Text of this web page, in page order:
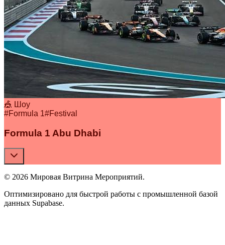
🎪 Шоу
#Formula 1#Festival
Formula 1 Abu Dhabi
© 2026 Мировая Витрина Мероприятий.
Оптимизировано для быстрой работы с промышленной базой
данных Supabase.